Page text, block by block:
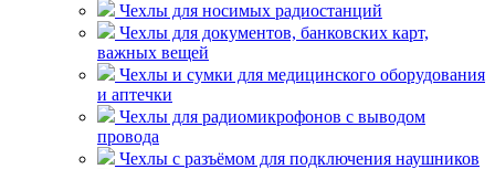
Чехлы для носимых радиостанций
Чехлы для документов, банковских карт,
важных вещей
Чехлы и сумки для медицинского оборудования
и аптечки
Чехлы для радиомикрофонов с выводом
провода
Чехлы с разъёмом для подключения наушников